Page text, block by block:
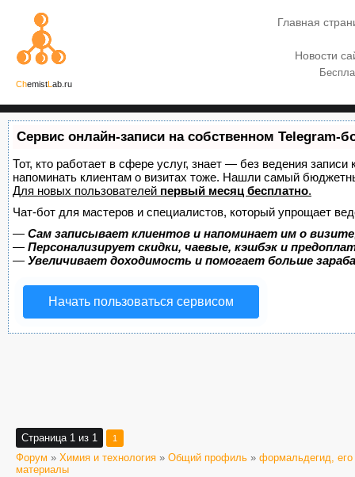
ChemistL ab.ru
Главная
Новости
Сервис онлайн-записи на собственном Telegram-
Тот, кто работает в сфере услуг, знает — без ведения
напоминать клиентам о визитах тоже. Нашли самый
Для новых пользователей первый месяц бесплатно.
Чат-бот для мастеров и специалистов, который упрощает
— Сам записывает клиентов и напоминает им о
— Персонализирует скидки, чаевые, кэшбэк и
— Увеличивает доходимость и помогает больше
Начать пользоваться сервисом
Страница 1 из 1 1
Форум » Химия и технология » Общий профиль » формальдегид, его
материалы